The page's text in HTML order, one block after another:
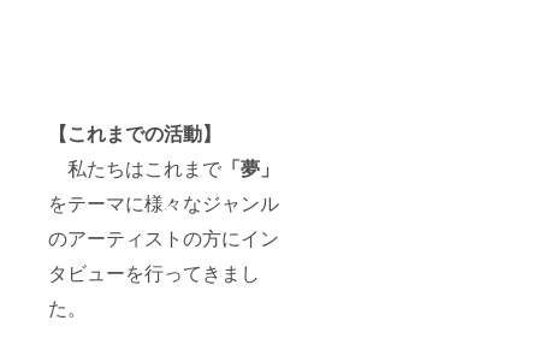
【これまでの活動】
私たちはこれまで 「夢」
をテーマに様々なジャンル
のアーティストの方にイン
タビューを行ってきまし
た。